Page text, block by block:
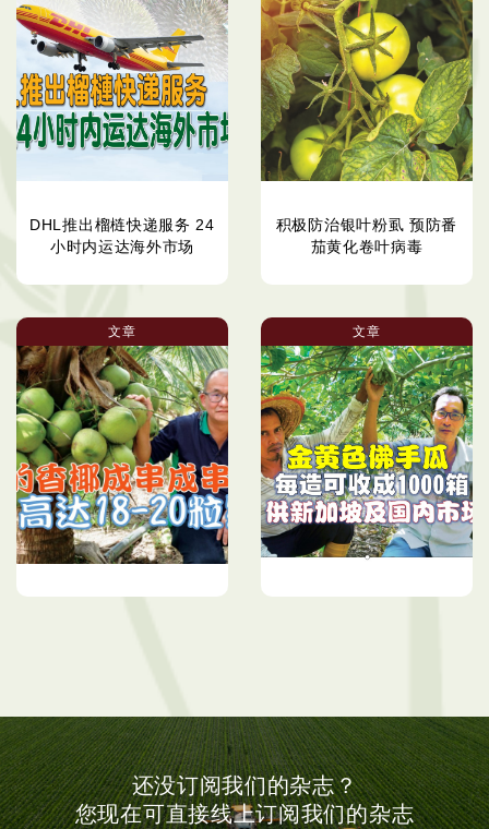
DHL推出榴梿快递服务 24
小时内运达海外市场
积极防治银叶粉虱 预防番
茄黄化卷叶病毒
文章 文章
还没订阅我们的杂志？
您现在可直接线上订阅我们的杂志